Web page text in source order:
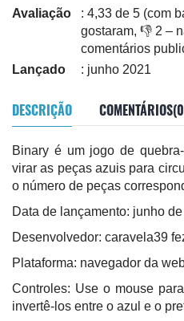
Avaliação
: 4,33 de 5 (com
gostaram, 👎 2 –
comentários
Lançado
: junho 2021
DESCRIÇÃO
Binary é um jogo de
virar as peças azuis para
o número de peças
Data de lançamento: junho
Desenvolvedor: caravela39
Plataforma: navegador da
Controles: Use o mouse
invertê-los entre o azul e o